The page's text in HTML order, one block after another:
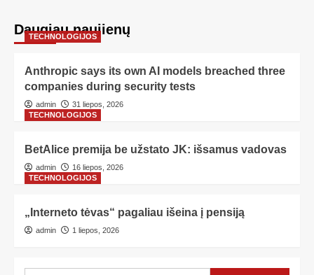
Daugiau naujienų
TECHNOLOGIJOS
Anthropic says its own AI models breached three
companies during security tests
admin
31 liepos, 2026
TECHNOLOGIJOS
BetAlice premija be užstato JK: išsamus vadovas
admin
16 liepos, 2026
TECHNOLOGIJOS
„Interneto tėvas“ pagaliau išeina į pensiją
admin 1 liepos, 2026